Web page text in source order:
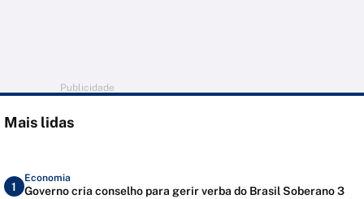
Publicidade
Mais lidas
1
Economia
Governo cria conselho para gerir verba do Brasil Soberano 3